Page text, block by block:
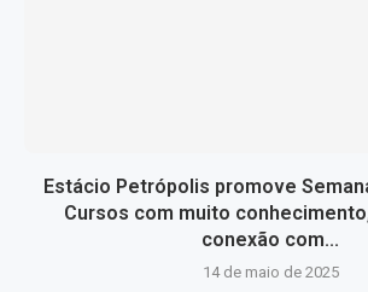
Estácio Petrópolis promove
Cursos com muito
conexão com...
14 de maio de 2025